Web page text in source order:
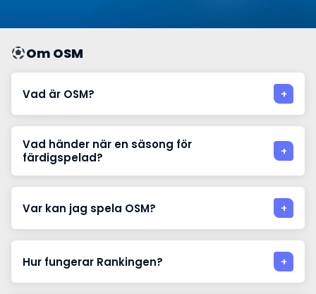
Om OSM
Vad är OSM?
Vad händer när en säsong för
färdigspelad?
Var kan jag spela OSM?
Hur fungerar Rankingen?